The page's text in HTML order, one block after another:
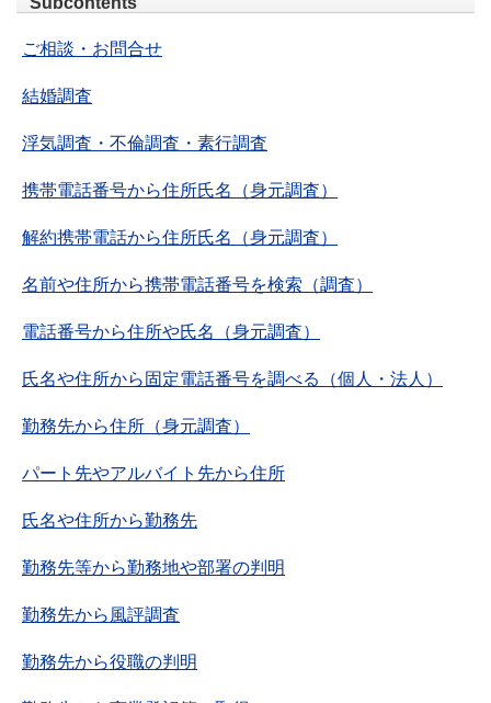
ご相談・お問合せ
結婚調査
浮気調査・不倫調査・素行調査
携帯電話番号から住所氏名（身元調査）
解約携帯電話から住所氏名（身元調査）
名前や住所から携帯電話番号を検索（調査）
電話番号から住所や氏名（身元調査）
氏名や住所から固定電話番号を調べる（個人・法人）
勤務先から住所（身元調査）
パート先やアルバイト先から住所
氏名や住所から勤務先
勤務先等から勤務地や部署の判明
勤務先から風評調査
勤務先から役職の判明